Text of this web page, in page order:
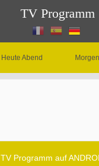
TV Programm
Heute Abend Morgen
TV Programm auf